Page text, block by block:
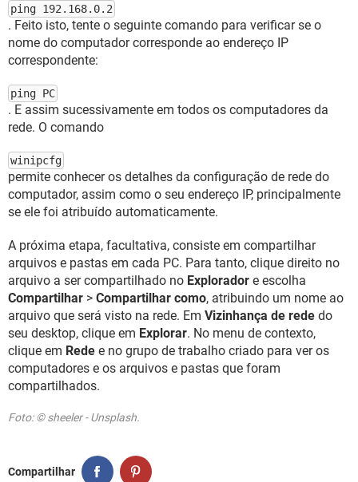
ping 192.168.0.2
. Feito isto, tente o seguinte comando para verificar se o
nome do computador corresponde ao endereço IP
correspondente:
ping PC
. E assim sucessivamente em todos os computadores da
rede. O comando
winipcfg
permite conhecer os detalhes da configuração de rede do
computador, assim como o seu endereço IP, principalmente
se ele foi atribuído automaticamente.
A próxima etapa, facultativa, consiste em compartilhar
arquivos e pastas em cada PC. Para tanto, clique direito no
arquivo a ser compartilhado no Explorador e escolha
Compartilhar > Compartilhar como, atribuindo um nome ao
arquivo que será visto na rede. Em Vizinhança de rede do
seu desktop, clique em Explorar. No menu de contexto,
clique em Rede e no grupo de trabalho criado para ver os
computadores e os arquivos e pastas que foram
compartilhados.
Foto: © sheeler - Unsplash.
Compartilhar